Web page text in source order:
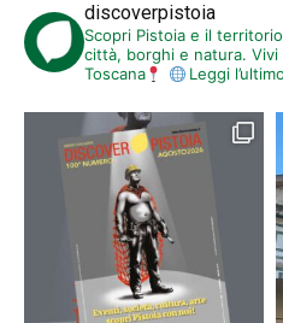
discoverpistoia
Scopri Pistoia e il
città, borghi e natura.
Toscana
Leggi